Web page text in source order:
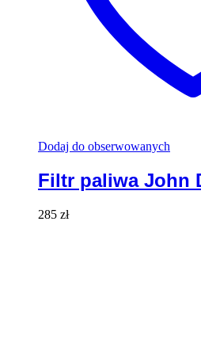
Dodaj do obserwowanych
Filtr paliwa John
285 zł